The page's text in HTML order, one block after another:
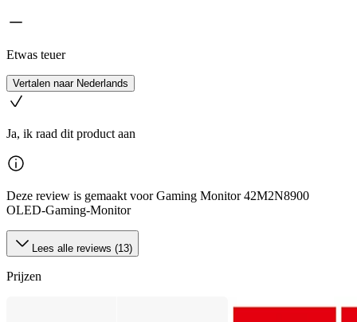
Etwas teuer
Vertalen naar Nederlands
Ja, ik raad dit product aan
Deze review is gemaakt voor Gaming Monitor 42M2N8900
OLED-Gaming-Monitor
Lees alle reviews (13)
Prijzen